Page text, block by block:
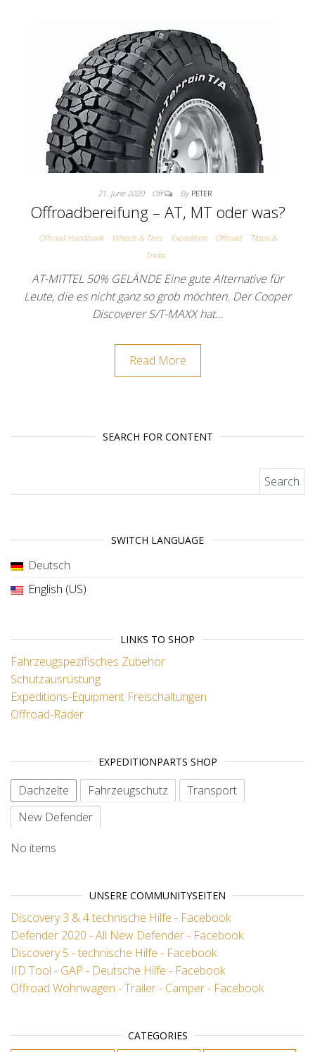
21. June 2020 Off By PETER
Offroadbereifung – AT, MT oder was?
Offroad Handbook Wheels & Tires Expedition Offroad
Tipps &
Tricks
AT-MITTEL 50% GELÄNDE Eine gute Alternative für
Leute, die es nicht ganz so grob möchten. Der Cooper
Discoverer S/T-MAXX hat…
Read More
SEARCH FOR CONTENT
SWITCH LANGUAGE
Deutsch
English (US)
LINKS TO SHOP
Fahrzeugspezifisches Zubehör
Schutzausrüstung
Expeditions-Equipment Freischaltungen
Offroad-Räder
EXPEDITIONPARTS SHOP
Dachzelte Fahrzeugschutz
Transport
New Defender
No items
UNSERE COMMUNITYSEITEN
Discovery 3 & 4 technische Hilfe - Facebook
Defender 2020 - All New Defender - Facebook
Discovery 5 - technische Hilfe - Facebook
IID Tool - GAP - Deutsche Hilfe - Facebook
Offroad Wohnwagen - Trailer - Camper - Facebook
CATEGORIES